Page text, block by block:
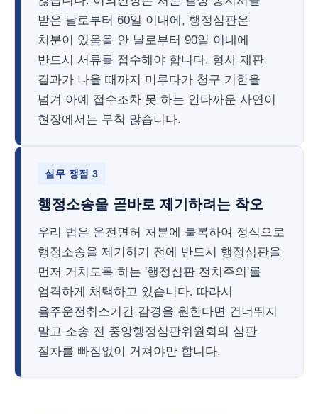
받은 날로부터 60일 이내에, 행정심판은
처분이 있음을 안 날로부터 90일 이내에
반드시 서류를 접수해야 합니다. 형사 재판
결과가 나올 때까지 미루다가 청구 기한을
넘겨 아예 접수조차 못 하는 안타까운 사연이
현장에서는 무척 많습니다.
실무 쟁점 3
행정소송을 곧바로 제기하려는 착오
우리 법은 운전면허 처분에 불복하여 정식으로
행정소송을 제기하기 전에 반드시 행정심판을
먼저 거치도록 하는 '행정심판 전치주의'를
엄격하게 채택하고 있습니다. 따라서
음주운전취소기간 감경을 원한다면 건너뛰지
말고 소송 전 중앙행정심판위원회의 심판
절차를 빠짐없이 거쳐야만 합니다.